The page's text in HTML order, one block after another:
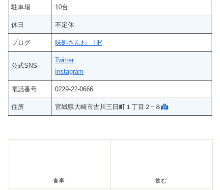
駐車場 10台
休日 不定休
ブログ 味処さんわ HP
公式SNS
Twitter
Instagram
電話番号 0229‐22‐0666
住所 宮城県大崎市古川三日町１丁目２−８
食事 飲む